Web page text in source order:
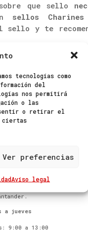
tecnologías como
del
nos permitirá
o las
o retirar el
ciertas
Ver preferencias
Aviso legal
que sello
sellos Charines
sello y te
235 276
a jueves
9:00 a 13:00